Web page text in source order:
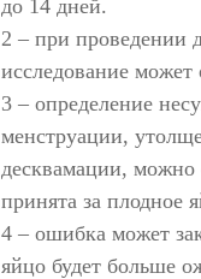
до 14 дней.
2 – при проведении
исследование
3 – определение
менструации,
десквамации, можно
принята за плодное
4 – ошибка может
яйцо будет больше